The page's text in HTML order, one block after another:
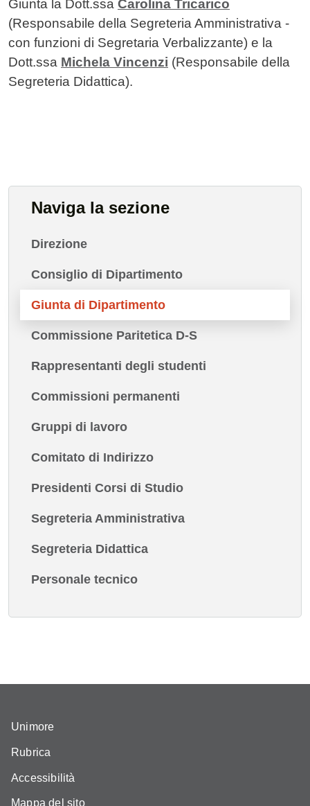
Giunta la Dott.ssa Carolina Tricarico
(Responsabile della Segreteria Amministrativa -
con funzioni di Segretaria Verbalizzante) e la
Dott.ssa Michela Vincenzi (Responsabile della
Segreteria Didattica).
Naviga la sezione
Direzione
Consiglio di Dipartimento
Giunta di Dipartimento
Commissione Paritetica D-S
Rappresentanti degli studenti
Commissioni permanenti
Gruppi di lavoro
Comitato di Indirizzo
Presidenti Corsi di Studio
Segreteria Amministrativa
Segreteria Didattica
Personale tecnico
Unimore
Rubrica
Accessibilità
Mappa del sito